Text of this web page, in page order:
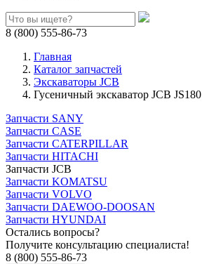
8 (800) 555-86-73
Главная
Каталог запчастей
Экскаваторы JCB
Гусеничный экскаватор JCB JS180
Запчасти SANY
Запчасти CASE
Запчасти CATERPILLAR
Запчасти HITACHI
Запчасти JCB
Запчасти KOMATSU
Запчасти VOLVO
Запчасти DAEWOO-DOOSAN
Запчасти HYUNDAI
Остались вопросы?
Получите консультацию специалиста!
8 (800) 555-86-73